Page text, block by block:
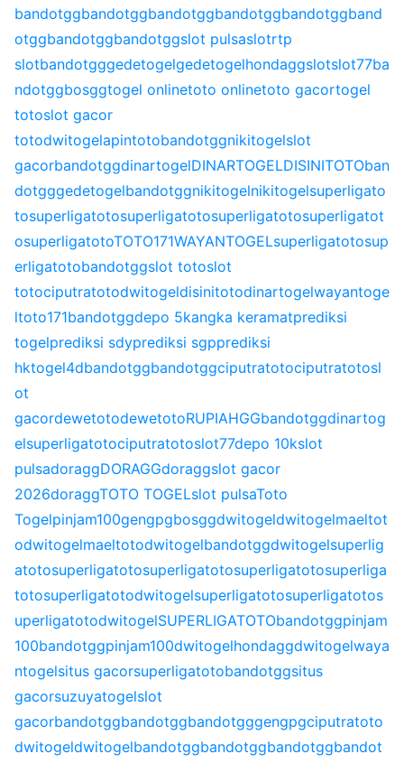
bandotggbandotggbandotggbandotggbandotggband
otggbandotggbandotggslot pulsaslotrtp
slotbandotgggedetogelgedetogelhondaggslotslot77ba
ndotggbosggtogel onlinetoto onlinetoto gacortogel
totoslot gacor
totodwitogelapintotobandotggnikitogelslot
gacorbandotggdinartogelDINARTOGELDISINITOTOban
dotgggedetogelbandotggnikitogelnikitogelsuperligato
tosuperligatotosuperligatotosuperligatotosuperligatot
osuperligatotoTOTO171WAYANTOGELsuperligatotosup
erligatotobandotggslot totoslot
totociputratotodwitogeldisinitotodinartogelwayantoge
ltoto171bandotggdepo 5kangka keramatprediksi
togelprediksi sdyprediksi sgpprediksi
hktogel4dbandotggbandotggciputratotociputratotosl
ot
gacordewetotodewetotoRUPIAHGGbandotggdinartog
elsuperligatotociputratotoslot77depo 10kslot
pulsadoraggDORAGGdoraggslot gacor
2026doraggTOTO TOGELslot pulsaToto
Togelpinjam100gengpgbosggdwitogeldwitogelmaeltot
odwitogelmaeltotodwitogelbandotggdwitogelsuperlig
atotosuperligatotosuperligatotosuperligatotosuperliga
totosuperligatotodwitogelsuperligatotosuperligatotos
uperligatotodwitogelSUPERLIGATOTObandotggpinjam
100bandotggpinjam100dwitogelhondaggdwitogelwaya
ntogelsitus gacorsuperligatotobandotggsitus
gacorsuzuyatogelslot
gacorbandotggbandotggbandotgggengpgciputratoto
dwitogeldwitogelbandotggbandotggbandotggbandot